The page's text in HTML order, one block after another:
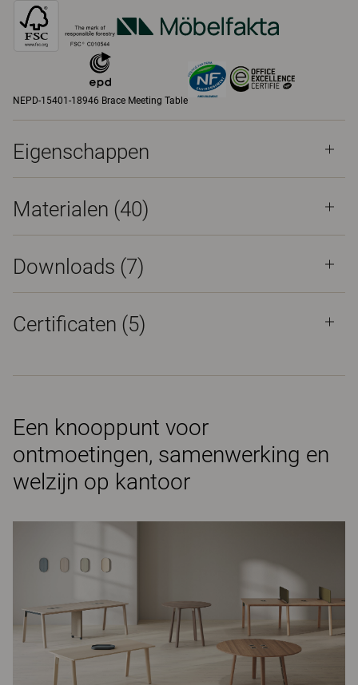
NEPD-15401-18946 Brace Meeting Table
Eigenschappen
Materialen (40)
Downloads (7)
Certificaten (5)
Een knooppunt voor
ontmoetingen, samenwerking en
welzijn op kantoor